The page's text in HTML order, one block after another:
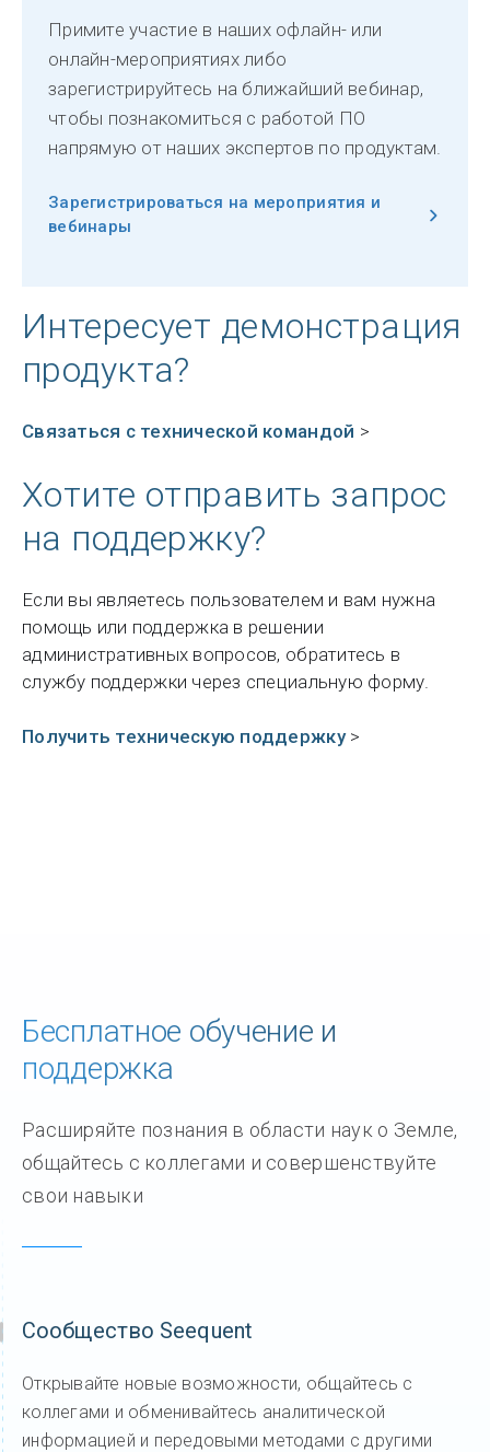
Примите участие в наших офлайн- или
онлайн-мероприятиях либо
зарегистрируйтесь на ближайший вебинар,
чтобы познакомиться с работой ПО
напрямую от наших экспертов по продуктам.
Зарегистрироваться на мероприятия и
вебинары
Интересует демонстрация
продукта?
Связаться с технической командой >
Хотите отправить запрос
на поддержку?
Если вы являетесь пользователем и вам нужна
помощь или поддержка в решении
административных вопросов, обратитесь в
службу поддержки через специальную форму.
Получить техническую поддержку>
Бесплатное обучение и
поддержка
Расширяйте познания в области наук о Земле,
общайтесь с коллегами и совершенствуйте
свои навыки
Сообщество Seequent
Открывайте новые возможности, общайтесь с
коллегами и обменивайтесь аналитической
информацией и передовыми методами с другими